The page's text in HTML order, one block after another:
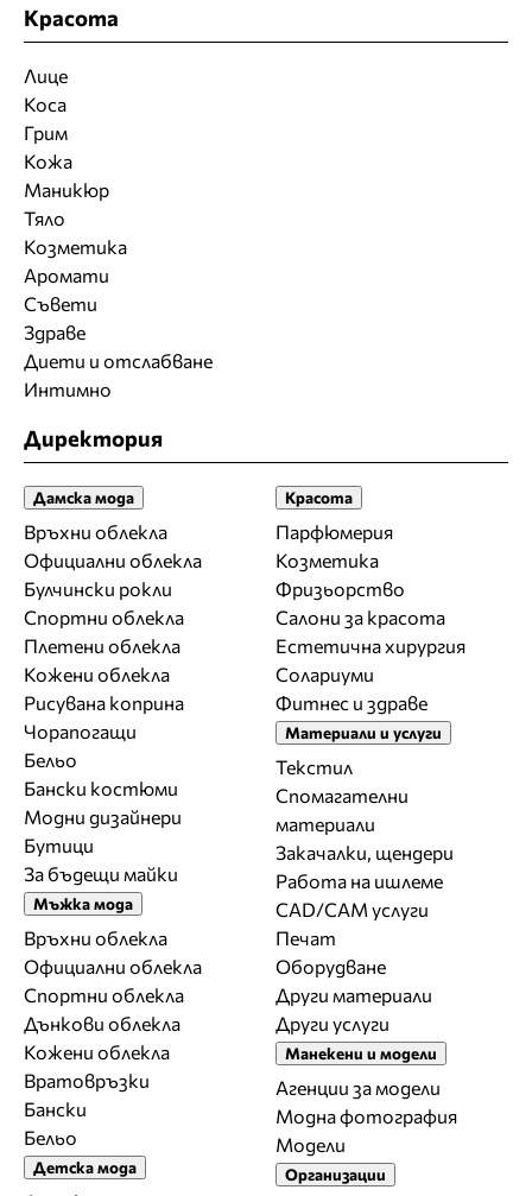
Красота
Лице
Коса
Грим
Кожа
Маникюр
Тяло
Козметика
Аромати
Съвети
Здраве
Диети и отслабване
Интимно
Директория
Дамска мода
Връхни облекла
Официални облекла
Булчински рокли
Спортни облекла
Плетени облекла
Кожени облекла
Рисувана коприна
Чорапогащи
Бельо
Бански костюми
Модни дизайнери
Бутици
За бъдещи майки
Мъжка мода
Връхни облекла
Официални облекла
Спортни облекла
Дънкови облекла
Кожени облекла
Вратовръзки
Бански
Бельо
Детска мода
Красота
Парфюмерия
Козметика
Фризьорство
Салони за красота
Естетична хирургия
Солариуми
Фитнес и здраве
Материали и услуги
Текстил
Спомагателни
материали
Закачалки, щендери
Работа на ишлеме
CAD/CAM услуги
Печат
Оборудване
Други материали
Други услуги
Манекени и модели
Агенции за модели
Модна фотография
Модели
Организации